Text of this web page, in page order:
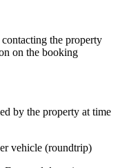
the property
on the booking
by the property at time
vehicle (roundtrip)